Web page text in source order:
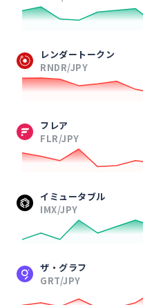
レンダートークン
RNDR/JPY
フレア
FLR/JPY
イミュータブル
IMX/JPY
ザ・グラフ
GRT/JPY